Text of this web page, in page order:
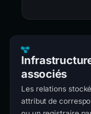
associés
Les relations
attribut de